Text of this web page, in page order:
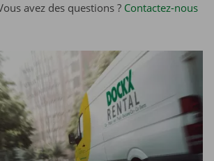
avez des questions ? Contactez-nous